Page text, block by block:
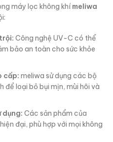
máy lọc không khí meliwa
Công nghệ UV-C có thể
bảo an toàn cho sức khỏe
cấp: meliwa sử dụng các bộ
để loại bỏ bụi mịn, mùi hôi và
dụng: Các sản phẩm của
đại, phù hợp với mọi không